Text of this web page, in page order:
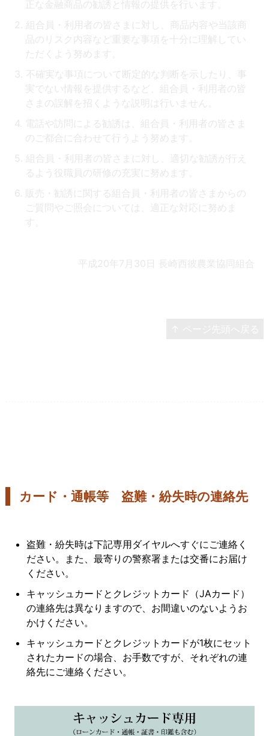
正な金融商品の勧誘と情報の提供を行います。
組合員・利用者の皆さまに対し、商品内容や当該商
品のリスク内容など重要な事項を十分に理解してい
ただくよう努めます。
不確実な事項について断定的な判断を示したり、事
実でない情報を提供するなど、組合員・利用者の皆
さまの誤解を招くような説明は行いません。
電話や訪問による勧誘は、組合員・利用者の皆さま
のご都合に合わせて行うよう努めます。
組合員・利用者の皆さまに対し、適切な勧誘が行え
るよう役職員の研修の充実に努めます。
販売・勧誘に関する組合員・利用者の皆さまからの
ご質問やご照会については、適正な対応に努めま
す。
平成20年7月30日 長崎西彼農業協同組合
カード・通帳等 盗難・紛失時の連絡先
盗難・紛失時は下記専用ダイヤルへすぐにご連絡く
ださい。また、最寄りの警察署または交番にお届け
ください。
キャッシュカードとクレジットカード（JAカード）
の連絡先は異なりますので、お間違いのないようお
かけください。
キャッシュカードとクレジットカードが1枚にセット
されたカードの場合、お手数ですが、それぞれの連
絡先にご連絡ください。